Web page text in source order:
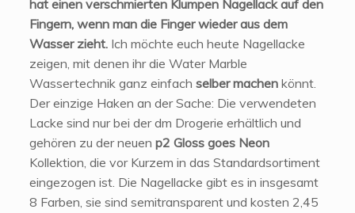
hat einen verschmierten Klumpen Nagellack auf den
Fingern, wenn man die Finger wieder aus dem
Wasser zieht.Ich möchte euch heute Nagellacke
zeigen, mit denen ihr die Water Marble
Wassertechnik ganz einfach selber machenkönnt.
Der einzige Haken an der Sache: Die verwendeten
Lacke sind nur bei der dm Drogerie erhältlich und
gehören zu der neuen p2 Gloss goes Neon
Kollektion, die vor Kurzem in das Standardsortiment
eingezogen ist. Die Nagellacke gibt es in insgesamt
8 Farben, sie sind semitransparent und kosten 2,45